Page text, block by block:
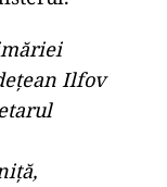
Ilfov